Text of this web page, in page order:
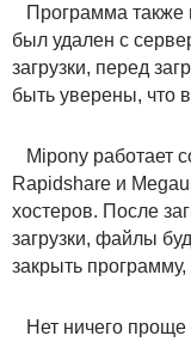
Программа также
был удален с
загрузки, перед
быть уверены, что
Mipony работает
Rapidshare и
хостеров. После
загрузки, файлы
закрыть программу,
Нет ничего проще